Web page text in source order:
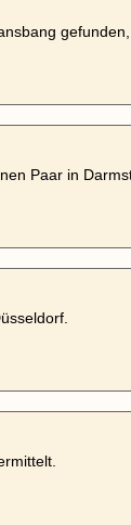
Paar in